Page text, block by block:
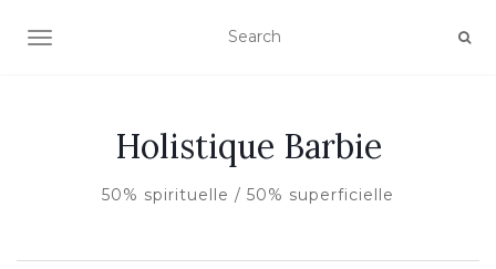
AFFICHER/MASQUER LA NAVIGATION
Holistique Barbie
50% spirituelle / 50% superficielle